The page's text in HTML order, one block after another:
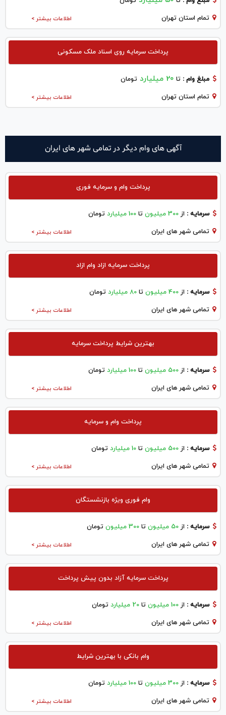
اطلاعات بیشتر > تمام استان تهران
پرداخت سرمایه روی اسناد ملک مسکونی
مبلغ وام : تا 20 میلیارد تومان
اطلاعات بیشتر > تمام استان تهران
آگهی های وام دیگر در تمامی شهر های ایران
پرداخت وام و سرمایه فوری
سرمایه : از 300 میلیون تا 100 میلیارد تومان
اطلاعات بیشتر > تمامی شهر های ایران
پرداخت سرمایه ازاد وام ازاد
سرمایه : از 400 میلیون تا 80 میلیارد تومان
اطلاعات بیشتر > تمامی شهر های ایران
بهترین شرایط پرداخت سرمایه
سرمایه : از 500 میلیون تا 100 میلیارد تومان
اطلاعات بیشتر > تمامی شهر های ایران
پرداخت وام و سرمایه
سرمایه : از 500 میلیون تا 10 میلیارد تومان
اطلاعات بیشتر > تمامی شهر های ایران
وام فوری ویژه بازنشستگان
سرمایه : از 50 میلیون تا 300 میلیون تومان
اطلاعات بیشتر > تمامی شهر های ایران
پرداخت سرمایه آزاد بدون پیش پرداخت
سرمایه : از 100 میلیون تا 20 میلیارد تومان
اطلاعات بیشتر > تمامی شهر های ایران
وام بانکی با بهترین شرایط
سرمایه : از 300 میلیون تا 100 میلیارد تومان
اطلاعات بیشتر > تمامی شهر های ایران